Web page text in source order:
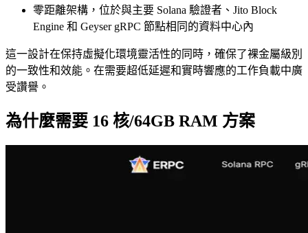
零距離架構，位於與主要 Solana 驗證者、Jito Block
Engine 和 Geyser gRPC 節點相同的資料中心內
這一設計在保持虛擬化環境靈活性的同時，確保了裸金屬級別
的一致性和效能。在需要超低延遲和實時響應的工作負載中廣
受讚譽。
為什麼需要 16 核/64GB RAM 方案